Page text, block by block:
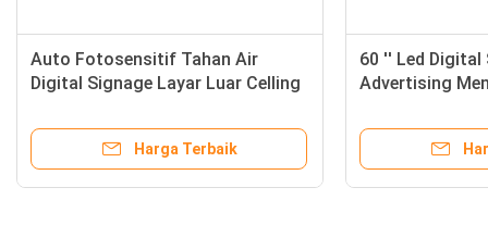
Auto Fotosensitif Tahan Air
Digital Signage Layar Luar Celling
Harga Terbaik
60 '' Led Digital
Advertising